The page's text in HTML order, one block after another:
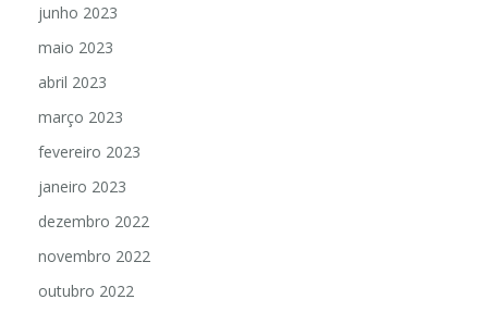
junho 2023
maio 2023
abril 2023
março 2023
fevereiro 2023
janeiro 2023
dezembro 2022
novembro 2022
outubro 2022